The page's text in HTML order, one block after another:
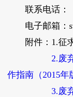
联系电话：（
电子邮箱：
附件：1.征求
2.废
作指南（2015年
3.废